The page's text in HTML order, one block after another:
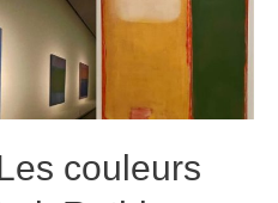
couleurs